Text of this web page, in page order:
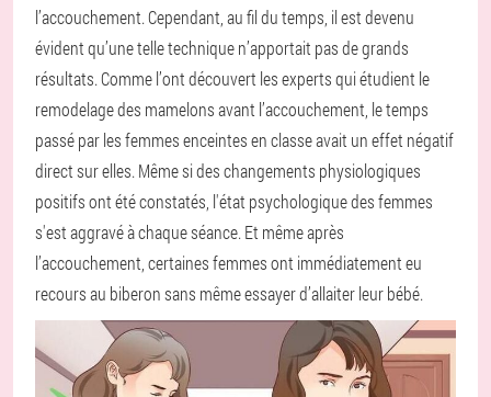
l’accouchement. Cependant, au fil du temps, il est devenu
évident qu’une telle technique n’apportait pas de grands
résultats. Comme l’ont découvert les experts qui étudient le
remodelage des mamelons avant l’accouchement, le temps
passé par les femmes enceintes en classe avait un effet négatif
direct sur elles. Même si des changements physiologiques
positifs ont été constatés, l'état psychologique des femmes
s'est aggravé à chaque séance. Et même après
l’accouchement, certaines femmes ont immédiatement eu
recours au biberon sans même essayer d’allaiter leur bébé.